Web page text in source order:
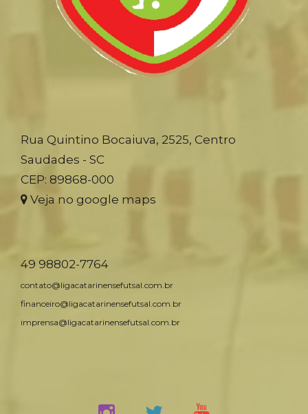
Rua Quintino Bocaiuva, 2525, Centro
Saudades - SC
CEP: 89868-000
Veja no google maps
49 98802-7764
contato@ligacatarinensefutsal.com.br
financeiro@ligacatarinensefutsal.com.br
imprensa@ligacatarinensefutsal.com.br